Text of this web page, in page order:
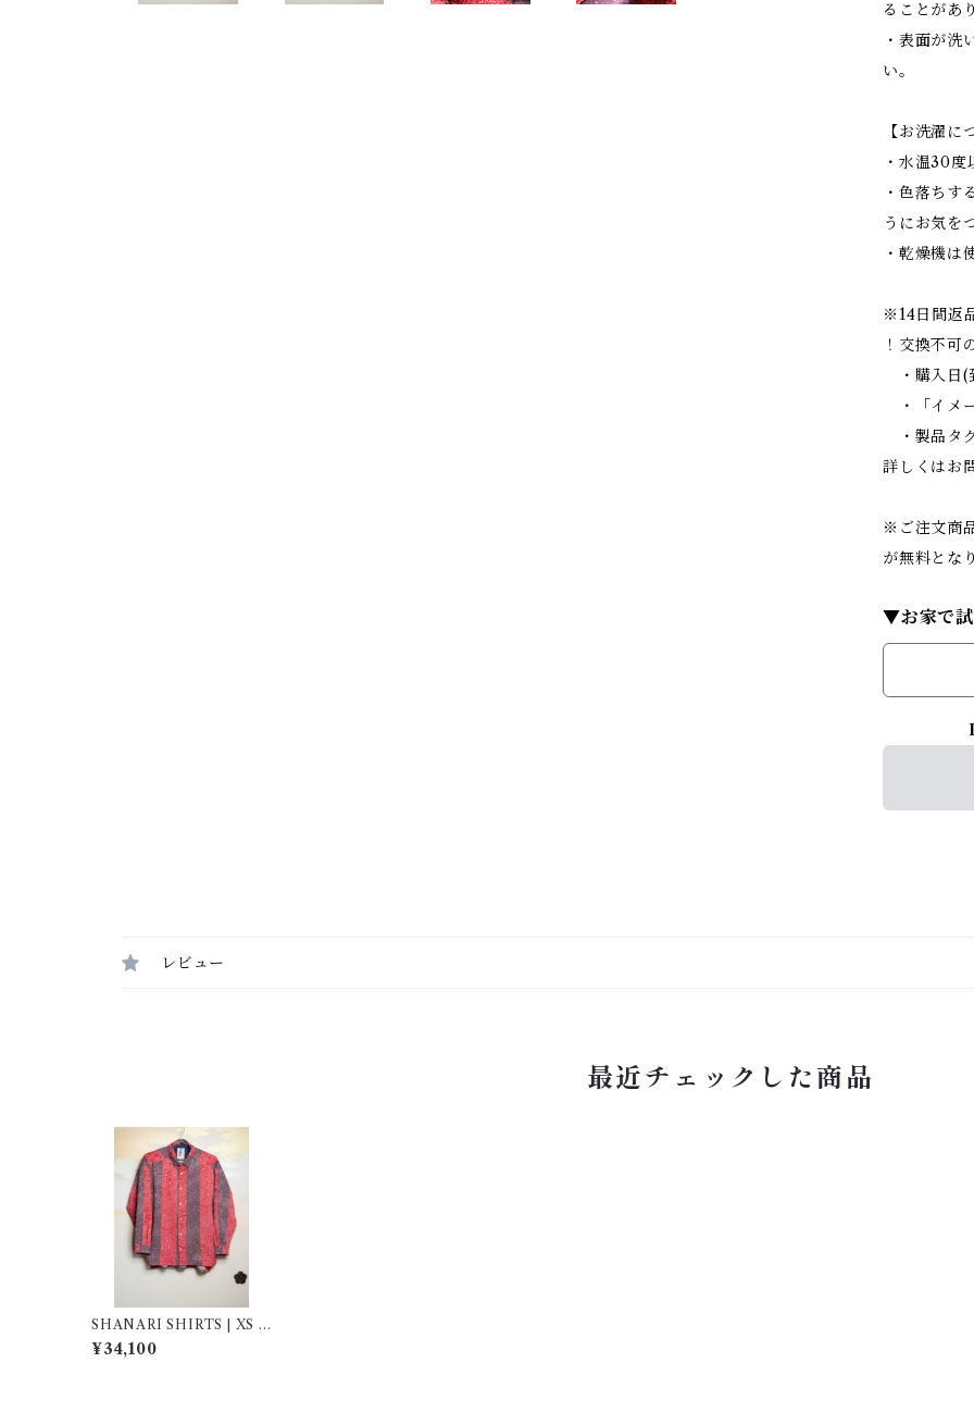
ることがあ
・表面が洗
い。
【お洗濯に
・水温30
・色落ちす
うにお気を
・乾燥機は
※14日間返
！交換不可
・購入日(
・「イメ
・製品タ
詳しくはお
※ご注文商
が無料とな
▼お家で
レビュー
最近チェックした商品
SHANARI SHIRTS | XS |
261034
¥34,100